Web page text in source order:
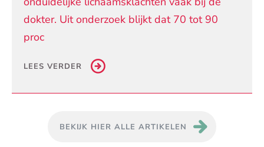
dokter. Uit onderzoek blijkt dat 70 tot 90
proc
LEES VERDER
BEKIJK HIER ALLE ARTIKELEN